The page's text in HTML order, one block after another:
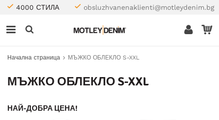
4000 СТИЛА obsluzhvanenaklienti@motleydenim.bg
Начална страница МЪЖКО ОБЛЕКЛО S-XXL
МЪЖКО ОБЛЕКЛО S-XXL
НАЙ-ДОБРА ЦЕНА!